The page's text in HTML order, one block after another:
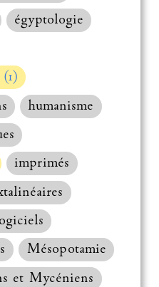
égyptologie
humanisme
imprimés
Mésopotamie
et Mycéniens